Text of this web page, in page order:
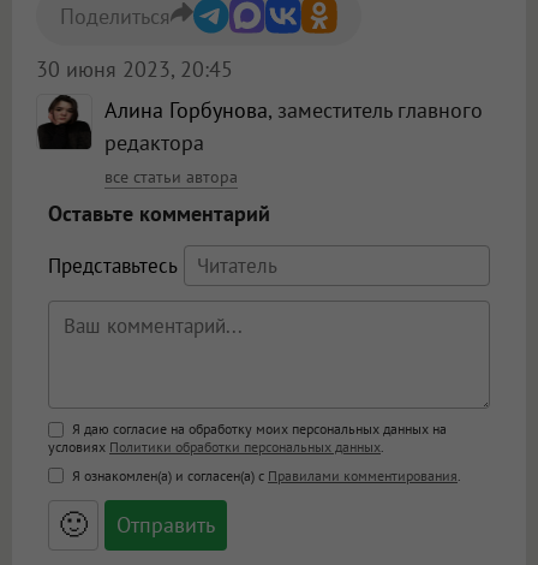
Алина Горбунова, заместитель главного
редактора
все статьи автора
30 июня 2023, 20:45
Поделиться
Оставьте комментарий
Представьтесь
Поддержка HTML
<b>, <strong>, <u>, <i>, <em>, <s>, <big>,
<small>, <sup>, <sub>, <pre>, <ul>, <ol>, <li>,
<blockquote>, <code> экранирует HTML,
адреса URL автоматически становятся
ссылками, и [img]адрес[/img] будет
Я даю согласие на обработку моих персональных данных на
условиях Политики обработки персональных данных
Я ознакомлен(а) и согласен(а) с Правилами комментирования
🙂